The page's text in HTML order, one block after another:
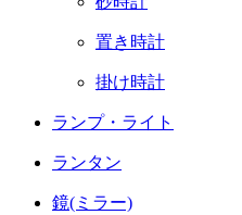
置き時計
掛け時計
ランプ・ライト
ランタン
鏡(ミラー)